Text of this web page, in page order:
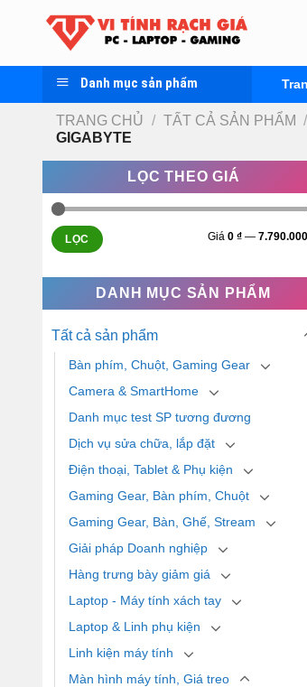
Danh mục sản phẩm
TRANG CHỦ / TẤT CẢ SẢN PHẨM /
GIGABYTE
LỌC THEO GIÁ
LỌC Giá 0 ₫—
DANH MỤC SẢN PHẨM
Tất cả sản phẩm
Bàn phím, Chuột, Gaming Gear
Camera & SmartHome
Danh mục test SP tương đương
Dịch vụ sửa chữa, lắp đặt
Điện thoại, Tablet & Phụ kiện
Gaming Gear, Bàn phím, Chuột
Gaming Gear, Bàn, Ghế, Stream
Giải pháp Doanh nghiệp
Hàng trưng bày giảm giá
Laptop - Máy tính xách tay
Laptop & Linh phụ kiện
Linh kiện máy tính
Màn hình máy tính, Giá treo